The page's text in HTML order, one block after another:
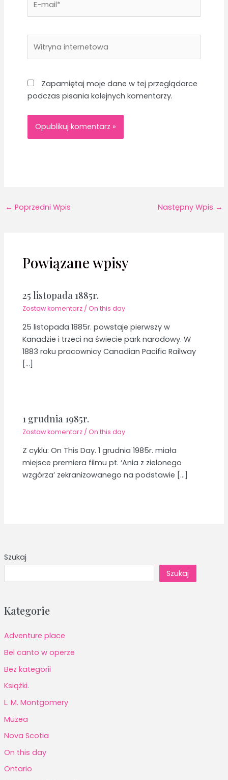
Szukaj
Szukaj
Kategorie
Adventure place
Bel canto w operze
Bez kategorii
Książki.
L. M. Montgomery
Muzea
Nova Scotia
On this day
Ontario
mail*
internetowa
Zapamiętaj moje dane w tej przeglądarce
podczas pisania kolejnych komentarzy.
← Poprzedni Wpis Następny Wpis →
Powiązane wpisy
25 listopada 1885r.
Zostaw komentarz /On this day
25 listopada 1885r. powstaje pierwszy w
Kanadzie i trzeci na świecie park narodowy. W
1883 roku pracownicy Canadian Pacific Railway
[…]
1 grudnia 1985r.
Zostaw komentarz /On this day
Z cyklu: On This Day. 1 grudnia 1985r. miała
miejsce premiera filmu pt. ‘Ania z zielonego
wzgórza’ zekranizowanego na podstawie […]